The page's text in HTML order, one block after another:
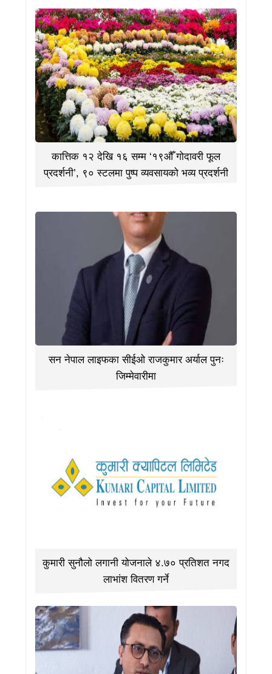
कात्तिक १२ देखि १६ सम्म ‘१९औँ गोदावरी फूल
प्रदर्शनी’, ९० स्टलमा पुष्प व्यवसायको भव्य प्रदर्शनी
सन नेपाल लाइफका सीईओ राजकुमार अर्याल पुनः
जिम्मेवारीमा
कुमारी सुनौलो लगानी योजनाले ४.७० प्रतिशत नगद
लाभांश वितरण गर्ने